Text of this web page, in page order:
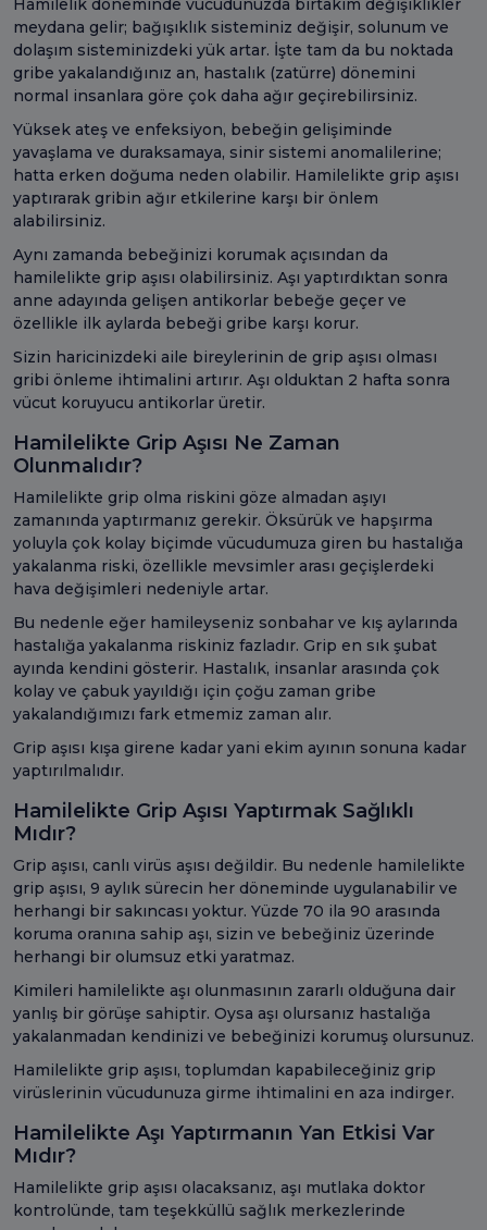
Hamilelik döneminde vücudunuzda birtakım değişiklikler
meydana gelir; bağışıklık sisteminiz değişir, solunum ve
dolaşım sisteminizdeki yük artar. İşte tam da bu noktada
gribe yakalandığınız an, hastalık (zatürre) dönemini
normal insanlara göre çok daha ağır geçirebilirsiniz.
Yüksek ateş ve enfeksiyon, bebeğin gelişiminde
yavaşlama ve duraksamaya, sinir sistemi anomalilerine;
hatta erken doğuma neden olabilir. Hamilelikte grip aşısı
yaptırarak gribin ağır etkilerine karşı bir önlem
alabilirsiniz.
Aynı zamanda bebeğinizi korumak açısından da
hamilelikte grip aşısı olabilirsiniz. Aşı yaptırdıktan sonra
anne adayında gelişen antikorlar bebeğe geçer ve
özellikle ilk aylarda bebeği gribe karşı korur.
Sizin haricinizdeki aile bireylerinin de grip aşısı olması
gribi önleme ihtimalini artırır. Aşı olduktan 2 hafta sonra
vücut koruyucu antikorlar üretir.
Hamilelikte Grip Aşısı Ne Zaman
Olunmalıdır?
Hamilelikte grip olma riskini göze almadan aşıyı
zamanında yaptırmanız gerekir. Öksürük ve hapşırma
yoluyla çok kolay biçimde vücudumuza giren bu hastalığa
yakalanma riski, özellikle mevsimler arası geçişlerdeki
hava değişimleri nedeniyle artar.
Bu nedenle eğer hamileyseniz sonbahar ve kış aylarında
hastalığa yakalanma riskiniz fazladır. Grip en sık şubat
ayında kendini gösterir. Hastalık, insanlar arasında çok
kolay ve çabuk yayıldığı için çoğu zaman gribe
yakalandığımızı fark etmemiz zaman alır.
Grip aşısı kışa girene kadar yani ekim ayının sonuna kadar
yaptırılmalıdır.
Hamilelikte Grip Aşısı Yaptırmak Sağlıklı
Mıdır?
Grip aşısı, canlı virüs aşısı değildir. Bu nedenle hamilelikte
grip aşısı, 9 aylık sürecin her döneminde uygulanabilir ve
herhangi bir sakıncası yoktur. Yüzde 70 ila 90 arasında
koruma oranına sahip aşı, sizin ve bebeğiniz üzerinde
herhangi bir olumsuz etki yaratmaz.
Kimileri hamilelikte aşı olunmasının zararlı olduğuna dair
yanlış bir görüşe sahiptir. Oysa aşı olursanız hastalığa
yakalanmadan kendinizi ve bebeğinizi korumuş olursunuz.
Hamilelikte grip aşısı, toplumdan kapabileceğiniz grip
virüslerinin vücudunuza girme ihtimalini en aza indirger.
Hamilelikte Aşı Yaptırmanın Yan Etkisi Var
Mıdır?
Hamilelikte grip aşısı olacaksanız, aşı mutlaka doktor
kontrolünde, tam teşekküllü sağlık merkezlerinde